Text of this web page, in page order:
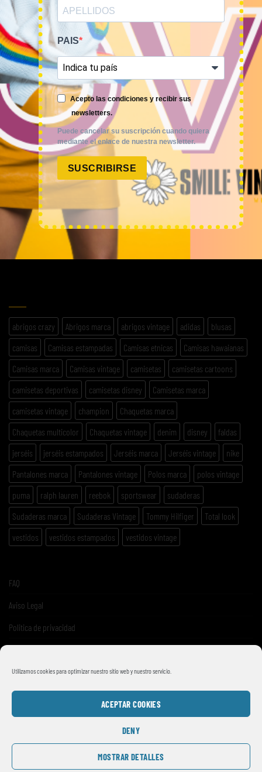
Utilizamos cookies para optimizar nuestro sitio web y nuestro servicio.
ACEPTAR COOKIES
DENY
MOSTRAR DETALLES
AVISO LEGAL
POLÍTICA DE PRIVACIDAD
CONDICIONES DE VENTA
POLÍTICA DE COOKIES
CONTACTO - CITA
CARRITO
abrigos crazy Abrigos marca abrigos vintage adidas
blusas
camisas
Camisas estampadas Camisas etnicas
Camisas hawaianas
Camisas marca
Camisas vintage camisetas
camisetas cartoons
camisetas deportivas
camisetas disney
Camisetas marca
camisetas vintage
champion
Chaquetas marca
Chaquetas multicolor
Chaquetas vintage denim disney
faldas
jerséis
jerséis estampados Jerséis marca Jerséis vintage
nike
Pantalones marca
Pantalones vintage Polos marca
polos vintage
puma
ralph lauren reebok sportswear
sudaderas
Sudaderas marca
Sudaderas Vintage Tommy Hilfiger
Total look
vestidos
vestidos estampados vestidos vintage
FAQ
Aviso Legal
Politica de privacidad
© 2026SMILE VINTAGE
PAIS
Acepto las condiciones y recibir sus
newsletters.
Puede cancelar su suscripción cuando quiera
mediante el enlace de nuestra newsletter.
SUSCRIBIRSE